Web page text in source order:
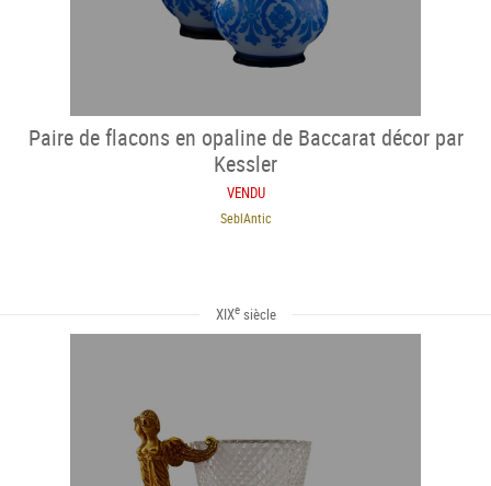
Paire de flacons en opaline de Baccarat décor par
Kessler
VENDU
SeblAntic
XIXesiècle